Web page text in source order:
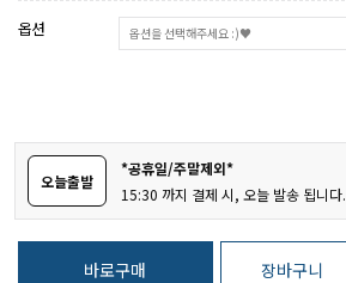
옵션
오늘출발
*공휴일/주말제외*
15:30 까지 결제 시, 오늘 발송 됩니다.
바로구매 장바구니